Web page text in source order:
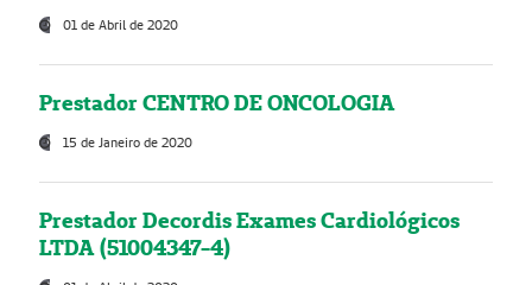
01 de Abril de 2020
Prestador CENTRO DE ONCOLOGIA
15 de Janeiro de 2020
Prestador Decordis Exames Cardiológicos
LTDA (51004347-4)